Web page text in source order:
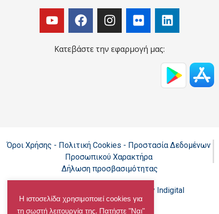
Κατεβάστε την εφαρμογή μας:
Όροι Χρήσης - Πολιτική Cookies - Προστασία Δεδομένων
Προσωπικού Χαρακτήρα
Δήλωση προσβασιμότητας
Powered by Indigital
Η ιστοσελίδα χρησιμοποιεί cookies για
τη σωστή λειτουργία της. Πατήστε "Ναι"